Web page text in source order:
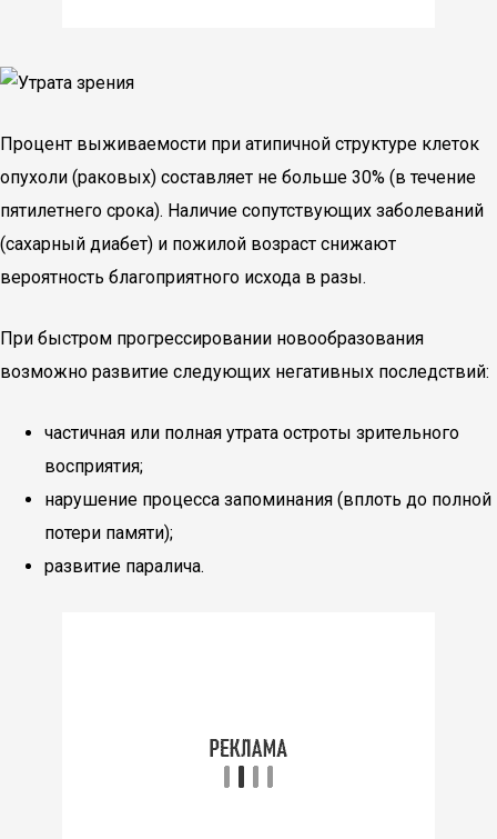
Процент выживаемости при атипичной структуре клеток
опухоли (раковых) составляет не больше 30% (в течение
пятилетнего срока). Наличие сопутствующих заболеваний
(сахарный диабет) и пожилой возраст снижают
вероятность благоприятного исхода в разы.
При быстром прогрессировании новообразования
возможно развитие следующих негативных последствий:
частичная или полная утрата остроты зрительного
восприятия;
нарушение процесса запоминания (вплоть до полной
потери памяти);
развитие паралича.